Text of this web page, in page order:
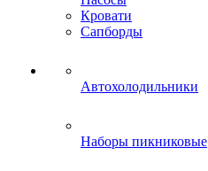
Кровати
Сапборды
Автохолодильники
Наборы пикниковые